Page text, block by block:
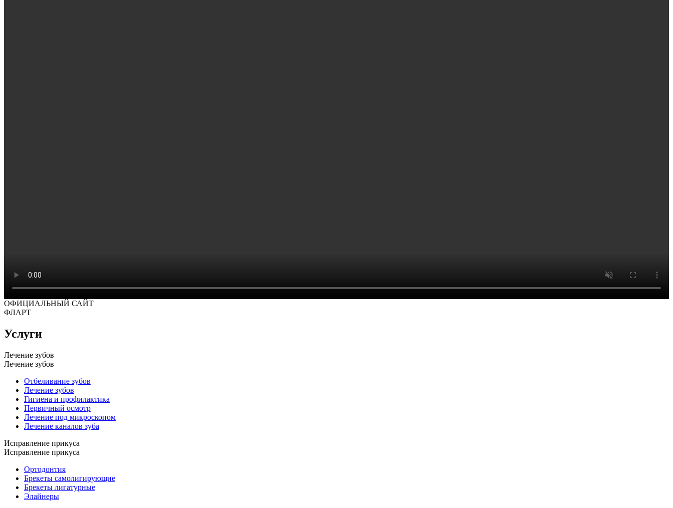
ОФИЦИАЛЬНЫЙ САЙТ
ФЛАРТ
Услуги
Лечение зубов
Лечение зубов
Отбеливание зубов
Лечение зубов
Гигиена и профилактика
Первичный осмотр
Лечение под микроскопом
Лечение каналов зуба
Исправление прикуса
Исправление прикуса
Ортодонтия
Брекеты самолигирующие
Брекеты лигатурные
Элайнеры